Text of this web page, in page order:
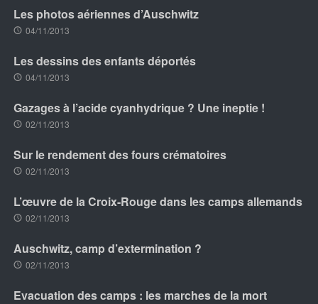
Les photos aériennes d’Auschwitz
04/11/2013
Les dessins des enfants déportés
04/11/2013
Gazages à l’acide cyanhydrique ? Une ineptie !
02/11/2013
Sur le rendement des fours crématoires
02/11/2013
L’œuvre de la Croix-Rouge dans les camps allemands
02/11/2013
Auschwitz, camp d’extermination ?
02/11/2013
Evacuation des camps : les marches de la mort